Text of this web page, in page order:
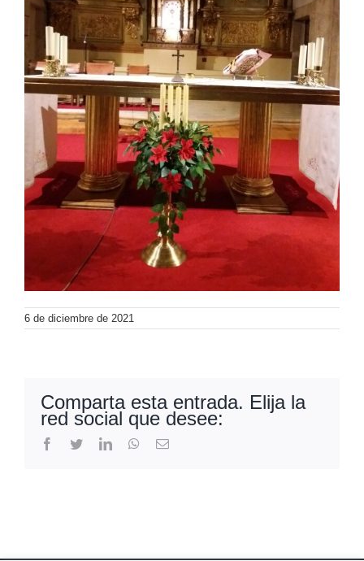
6 de diciembre de 2021
Comparta esta entrada. Elija la
red social que desee:
Facebook
TwitterLinkedInWhatsApp
Correo